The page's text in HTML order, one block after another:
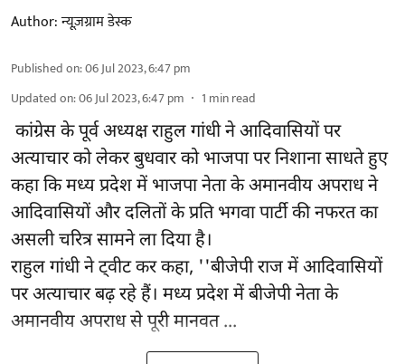
Author:न्यूज़ग्राम डेस्क
Published on:06 Jul 2023, 6:47 pm
Updated on:06 Jul 2023, 6:47 pm 1 min read
कांग्रेस के पूर्व अध्यक्ष राहुल गांधी ने आदिवासियों पर
अत्याचार को लेकर बुधवार को भाजपा पर निशाना साधते हुए
कहा कि मध्य प्रदेश में भाजपा नेता के अमानवीय अपराध ने
आदिवासियों और दलितों के प्रति भगवा पार्टी की नफरत का
असली चरित्र सामने ला दिया है।
राहुल गांधी ने ट्वीट कर कहा, ''बीजेपी राज में आदिवासियों
पर अत्याचार बढ़ रहे हैं। मध्य प्रदेश में बीजेपी नेता के
अमानवीय अपराध से पूरी मानवत ...